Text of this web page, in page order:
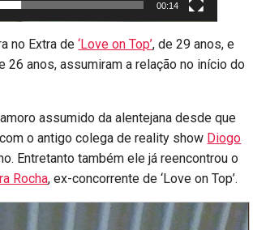
00:14
no Extra de‘Love on Top’, de 29 anos, e
26 anos, assumiram a relação no início do
assumido da alentejana desde que
o antigo colega de reality show Diogo
Entretanto também ele já reencontrou o
Rocha, ex-concorrente de ‘Love on Top’.